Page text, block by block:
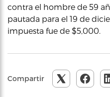
contra el hombre de 59
pautada para el 19 de
impuesta fue de $5,000.
Compartir